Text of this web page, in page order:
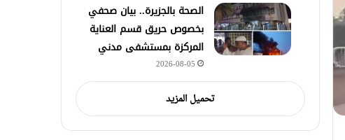
الصحة بالجزيرة.. بيان صحفي
بخصوص حريق قسم العناية
المركزة بمستشفى مدني
2026-08-05
تحميل المزيد